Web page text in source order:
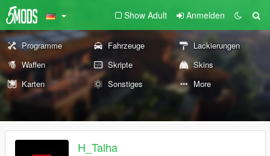
Show Adult Anmelden
Programme Fahrzeuge
Lackierungen
Waffen
Skripte
Skins
Karten
Sonstiges More
H_Talha